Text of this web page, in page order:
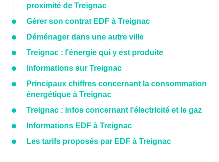
proximité de Treignac
Gérer son contrat EDF à Treignac
Déménager dans une autre ville
Treignac : l'énergie qui y est produite
Informations sur Treignac
Principaux chiffres concernant la consommation
énergétique à Treignac
Treignac : infos concernant l'électricité et le gaz
Informations EDF à Treignac
Les tarifs proposés par EDF à Treignac